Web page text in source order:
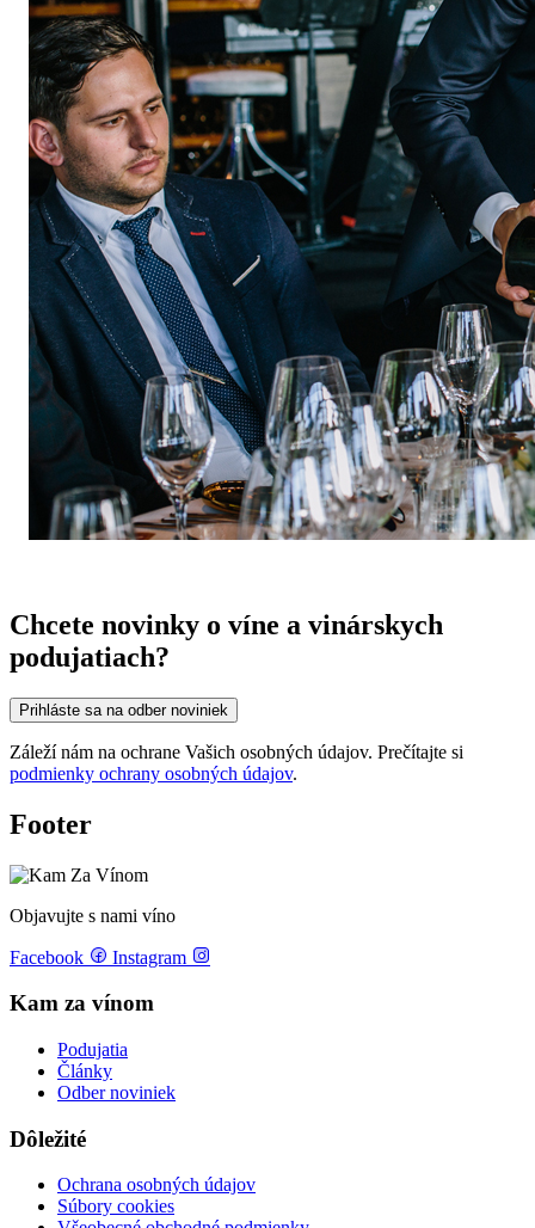
Chcete novinky o víne a vinárskych
podujatiach?
Prihláste sa na odber noviniek
Záleží nám na ochrane Vašich osobných údajov. Prečítajte si
podmienky ochrany osobných údajov.
Footer
Objavujte s nami víno
Facebook Instagram
Kam za vínom
Podujatia
Články
Odber noviniek
Dôležité
Ochrana osobných údajov
Súbory cookies